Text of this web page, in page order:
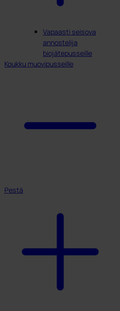
Vapaasti seisova
annostelija
biojätepusseille
Koukku muovipusseille
Pestä